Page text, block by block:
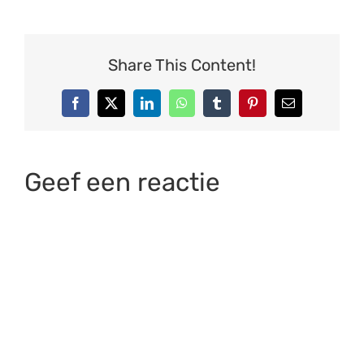
Share This Content!
Facebook
X LinkedInWhatsAppTumblrPinterest
E-
mail
Geef een reactie